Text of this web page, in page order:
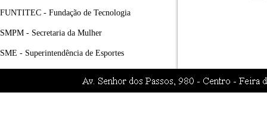
FUNTITEC - Fundação de Tecnologia
SMPM - Secretaria da Mulher
SME - Superintendência de Esportes